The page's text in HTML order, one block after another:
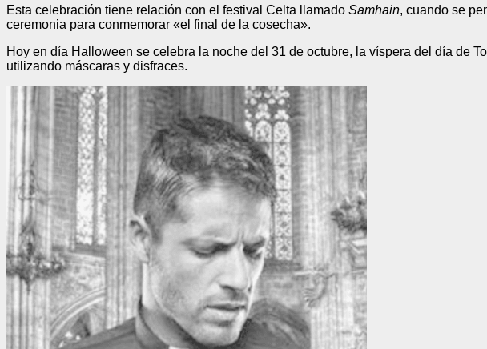
Esta celebración tiene relación con el festival Celta llamado Samhain, cuando se
ceremonia para conmemorar «el final de la cosecha».
Hoy en día Halloween se celebra la noche del 31 de octubre, la víspera del día de
utilizando máscaras y disfraces.